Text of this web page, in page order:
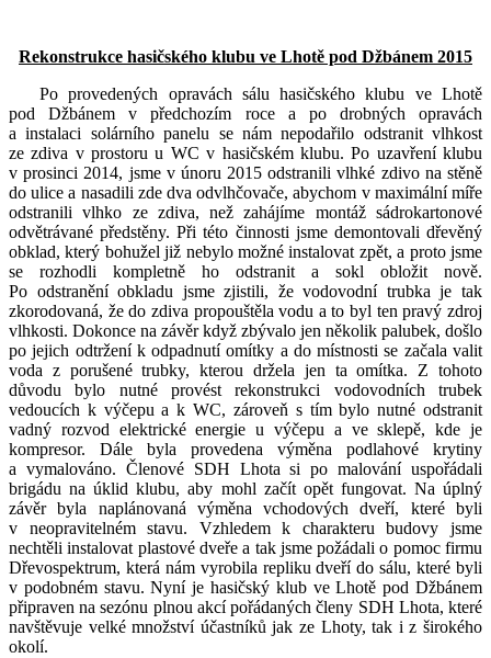
Rekonstrukce hasičského klubu ve Lhotě pod Džbánem 2015
Po provedených opravách sálu hasičského klubu ve Lhotě
pod Džbánem v předchozím roce a po drobných opravách
a instalaci solárního panelu se nám nepodařilo odstranit vlhkost
ze zdiva v prostoru u WC v hasičském klubu. Po uzavření klubu
v prosinci 2014, jsme v únoru 2015 odstranili vlhké zdivo na stěně
do ulice a nasadili zde dva odvlhčovače, abychom v maximální míře
odstranili vlhko ze zdiva, než zahájíme montáž sádrokartonové
odvětrávané předstěny. Při této činnosti jsme demontovali dřevěný
obklad, který bohužel již nebylo možné instalovat zpět, a proto jsme
se rozhodli kompletně ho odstranit a sokl obložit nově.
Po odstranění obkladu jsme zjistili, že vodovodní trubka je tak
zkorodovaná, že do zdiva propouštěla vodu a to byl ten pravý zdroj
vlhkosti. Dokonce na závěr když zbývalo jen několik palubek, došlo
po jejich odtržení k odpadnutí omítky a do místnosti se začala valit
voda z porušené trubky, kterou držela jen ta omítka. Z tohoto
důvodu bylo nutné provést rekonstrukci vodovodních trubek
vedoucích k výčepu a k WC, zároveň s tím bylo nutné odstranit
vadný rozvod elektrické energie u výčepu a ve sklepě, kde je
kompresor. Dále byla provedena výměna podlahové krytiny
a vymalováno. Členové SDH Lhota si po malování uspořádali
brigádu na úklid klubu, aby mohl začít opět fungovat. Na úplný
závěr byla naplánovaná výměna vchodových dveří, které byli
v neopravitelném stavu. Vzhledem k charakteru budovy jsme
nechtěli instalovat plastové dveře a tak jsme požádali o pomoc firmu
Dřevospektrum, která nám vyrobila repliku dveří do sálu, které byli
v podobném stavu. Nyní je hasičský klub ve Lhotě pod Džbánem
připraven na sezónu plnou akcí pořádaných členy SDH Lhota, které
navštěvuje velké množství účastníků jak ze Lhoty, tak i z širokého
okolí.